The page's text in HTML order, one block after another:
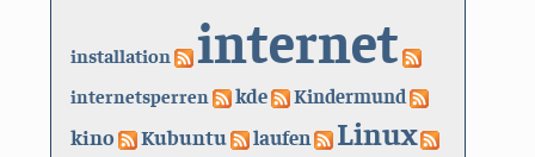
installation internet
internetsperren kde Kindermund
kino Kubuntu laufen Linux